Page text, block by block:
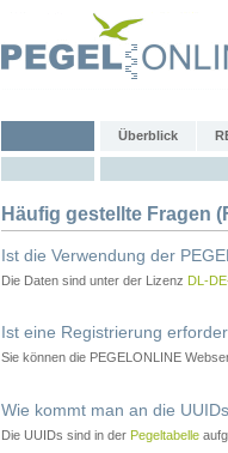
Überblick
Häufig gestellte Fragen
Ist die Verwendung der
Die Daten sind unter der Lizenz DL-
Ist eine Registrierung
Sie können die PEGELONLINE
Wie kommt man an die
Die UUIDs sind in der Pegeltabelle